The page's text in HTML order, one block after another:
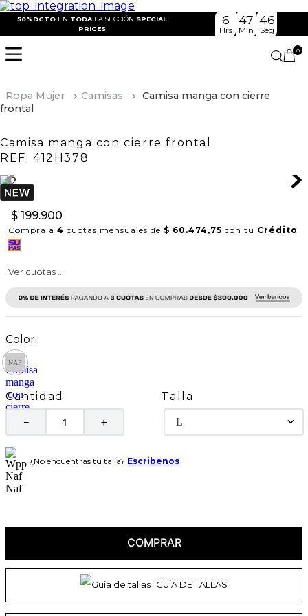
50%DCTO EN TODA LA SECCIÓN SPECIAL
PRICES
6
Hrs
47
Min
45
Seg
0
Ropa Mujer Camisas
Camisa manga con cierre
frontal
Camisa manga con cierre frontal
REF: 412H378
$ 199.900
Compra a 4 cuotas mensuales de $ 60.474,75 con tu Crédito
Ver cuotas ...
Cantidad
＋
－
Talla
L
¿No encuentras tu talla? Escribenos
COMPRAR
GUÍA DE TALLAS